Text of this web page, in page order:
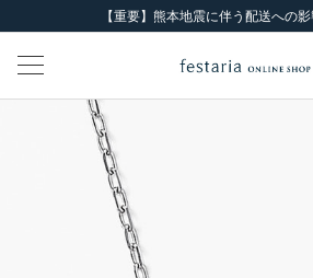
【重要】熊本地震に伴う配送への